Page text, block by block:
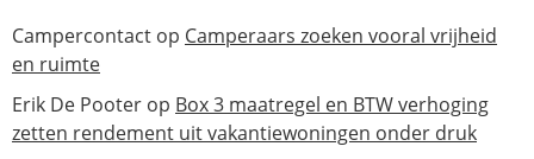
Campercontact op Camperaars zoeken vooral vrijheid
en ruimte
Erik De Pooter op Box 3 maatregel en BTW verhoging
zetten rendement uit vakantiewoningen onder druk